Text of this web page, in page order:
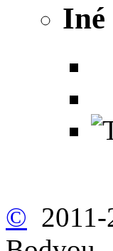
Iné
©